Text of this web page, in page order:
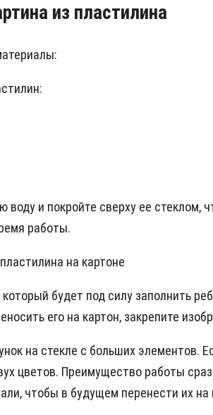
из пластилина
воду и покройте сверху ее
работы.
на картоне
будет под силу заполнить
его на картон, закрепите
на стекле с больших элементов.
цветов. Преимущество работы
чтобы в будущем перенести их на